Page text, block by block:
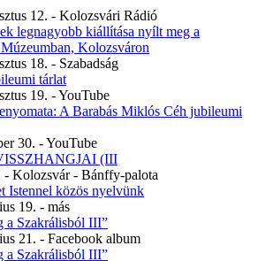
12. - Kolozsvári Rádió
legnagyobb kiállítása nyílt meg a
Kolozsváron
18. - Szabadság
tárlat
19. - YouTube
A Barabás Miklós Céh jubileumi
30. - YouTube
(III
- Kolozsvár - Bánffy-palota
Istennel közös nyelvünk
19. - más
a Szakrálisból III”
21. - Facebook album
a Szakrálisból III”